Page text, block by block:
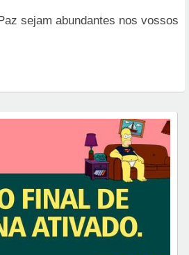
sejam abundantes nos vossos